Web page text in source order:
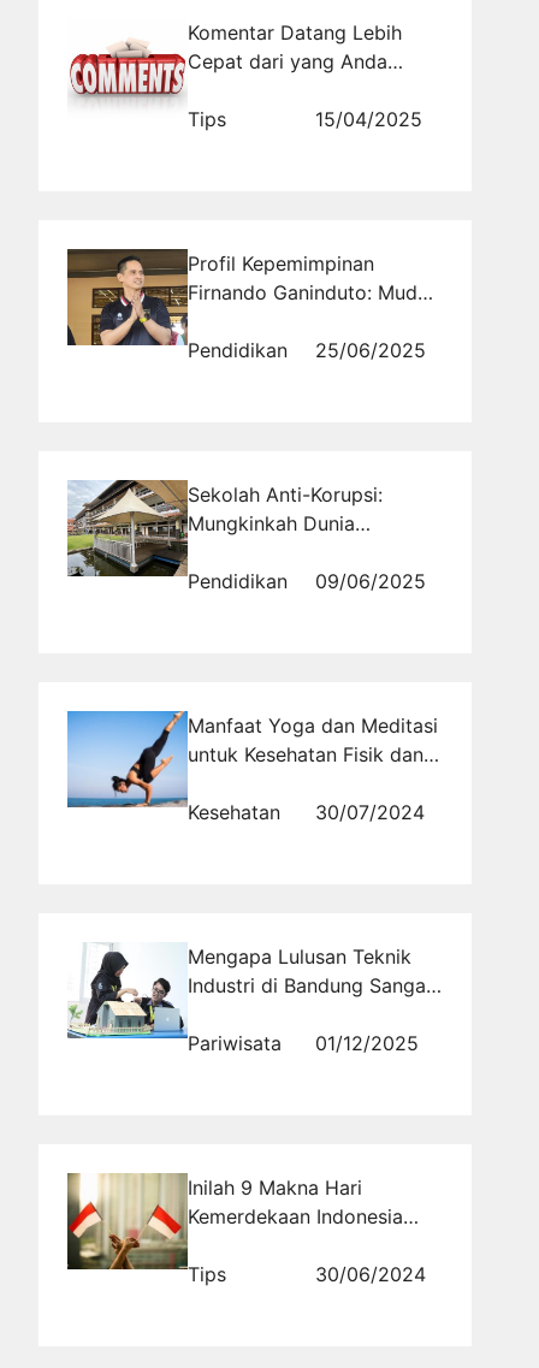
Komentar Datang Lebih
Cepat dari yang Anda
Tips
15/04/2025
Profil Kepemimpinan
Firnando Ganinduto: Muda,
Menyerap Aspirasi
Pendidikan 25/06/2025
Sekolah Anti-Korupsi:
Mungkinkah Dunia
Skandal Triliunan?
Pendidikan 09/06/2025
Manfaat Yoga dan Meditasi
untuk Kesehatan Fisik dan
Kesehatan
30/07/2024
Mengapa Lulusan Teknik
Industri di Bandung Sangat
Bidang Karir?
Pariwisata 01/12/2025
Inilah 9 Makna Hari
Kemerdekaan Indonesia
Tips
30/06/2024